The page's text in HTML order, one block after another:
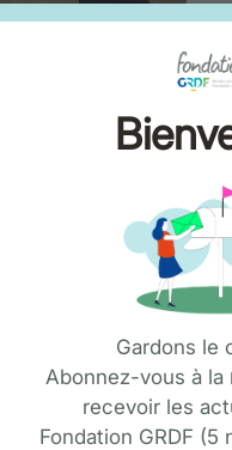
Gardons le
Abonnez-vous à la
recevoir les
Fondation GRDF (5